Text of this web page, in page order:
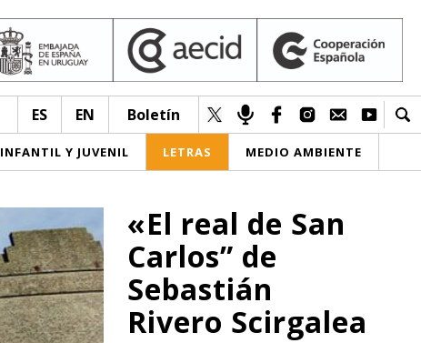
ES EN Boletín
INFANTIL Y JUVENIL LETRAS MEDIO AMBIENTE
«El real de San
Carlos” de
Sebastián
Rivero Scirgalea